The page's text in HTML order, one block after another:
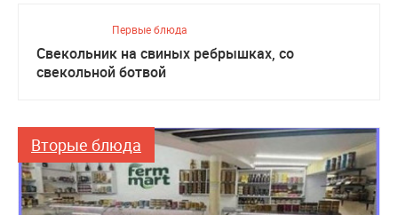
Первые блюда
Свекольник на свиных ребрышках, со
свекольной ботвой
Вторые блюда